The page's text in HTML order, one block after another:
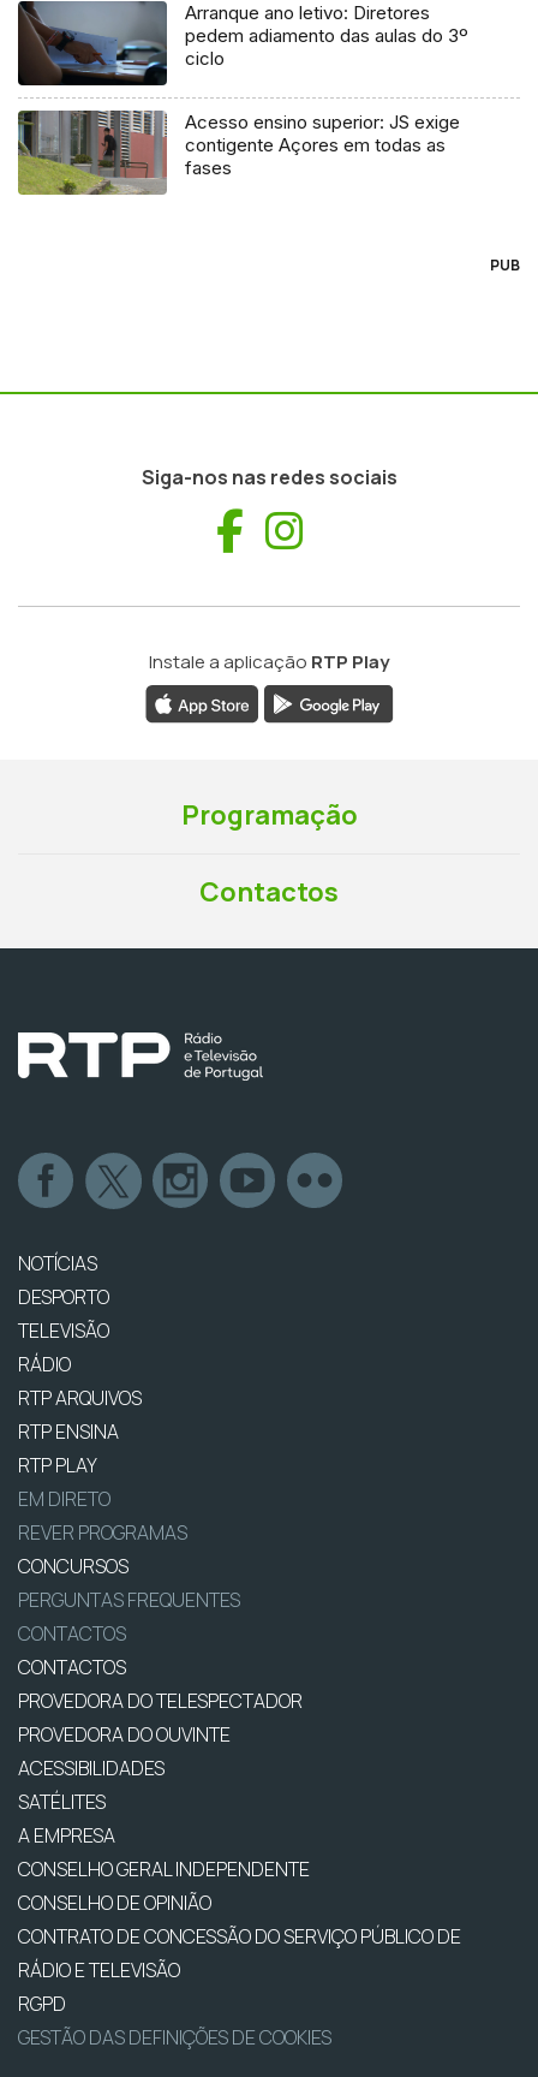
Arranque ano letivo: Diretores
pedem adiamento das aulas do 3º
ciclo
Acesso ensino superior: JS exige
contigente Açores em todas as
fases
PUB
Siga-nos nas redes sociais
Facebook
Instale a aplicação RTP Play
Programação
Contactos
NOTÍCIAS
DESPORTO
TELEVISÃO
RÁDIO
RTP ARQUIVOS
RTP ENSINA
RTP PLAY
EM DIRETO
REVER PROGRAMAS
CONCURSOS
PERGUNTAS FREQUENTES
CONTACTOS
CONTACTOS
PROVEDORA DO TELESPECTADOR
PROVEDORA DO OUVINTE
ACESSIBILIDADES
SATÉLITES
A EMPRESA
CONSELHO GERAL INDEPENDENTE
CONSELHO DE OPINIÃO
CONTRATO DE CONCESSÃO DO SERVIÇO PÚBLICO DE
RÁDIO E TELEVISÃO
RGPD
GESTÃO DAS DEFINIÇÕES DE COOKIES